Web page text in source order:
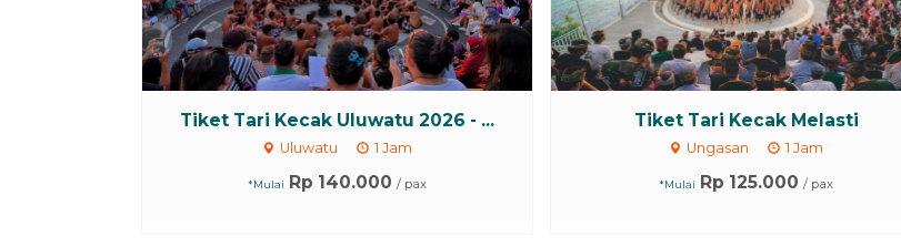
Tiket Tari Kecak Uluwatu 2026 - ...
Uluwatu 1 Jam
*Mulai Rp 140.000 / pax
Tiket Tari Kecak Melasti
Ungasan 1 Jam
*Mulai Rp 125.000 / pax